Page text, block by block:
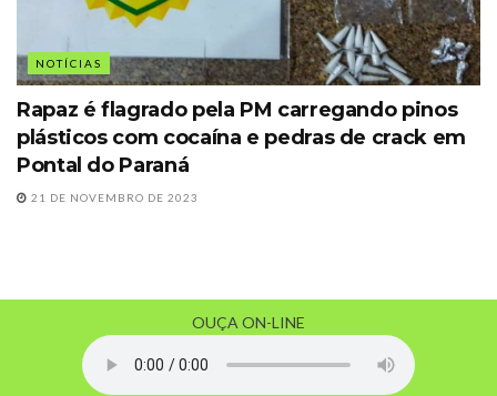
NOTÍCIAS
Rapaz é flagrado pela PM carregando pinos
plásticos com cocaína e pedras de crack em
Pontal do Paraná
21 DE NOVEMBRO DE 2023
OUÇA ON-LINE